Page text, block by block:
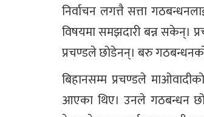
निर्वाचन लगत्तै सत्ता
विषयमा समझदारी बन्न सकेन्।
प्रचण्डले छोडेनन्। बरु
बिहानसम्म प्रचण्डले
आएका थिए। उनले गठबन्धन